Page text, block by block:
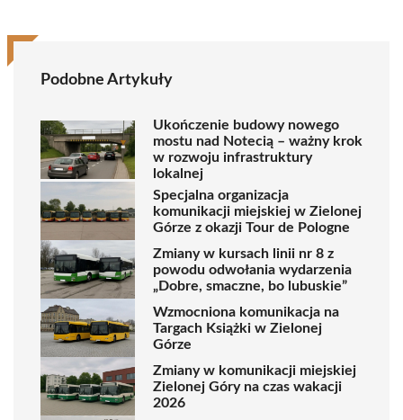
Podobne Artykuły
Ukończenie budowy nowego
mostu nad Notecią – ważny krok
w rozwoju infrastruktury
lokalnej
Specjalna organizacja
komunikacji miejskiej w Zielonej
Górze z okazji Tour de Pologne
Zmiany w kursach linii nr 8 z
powodu odwołania wydarzenia
„Dobre, smaczne, bo lubuskie”
Wzmocniona komunikacja na
Targach Książki w Zielonej
Górze
Zmiany w komunikacji miejskiej
Zielonej Góry na czas wakacji
2026